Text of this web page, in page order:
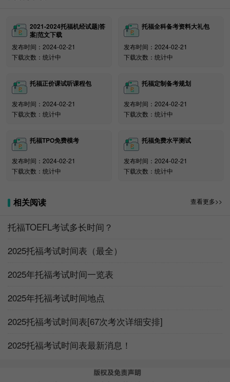
托福 TOEFL 考试时长虽有限，但只要充分了解各
部分时间和题型，科学备考，合理规划，定能取得理想
成绩，顺利开启留学梦想之旅!加油!
和解析)
托福免费讲座：听说读写，干货满满，还有惊喜奖品等
你拿
报名链接：https://l.koolearn.com/UjdruYe
2021-2024托福机经试题|答
案|范文下载
发布时间：2024-02-21
下载次数：统计中
托福全科备考资料大礼包
发布时间：2024-02-21
下载次数：统计中
托福正价课试听课程包
发布时间：2024-02-21
下载次数：统计中
托福定制备考规划
发布时间：2024-02-21
下载次数：统计中
托福TPO免费模考
发布时间：2024-02-21
下载次数：统计中
托福免费水平测试
发布时间：2024-02-21
下载次数：统计中
相关阅读 查看更多>>
托福TOEFL考试多长时间？
2025托福考试时间表（最全）
2025年托福考试时间一览表
2025年托福考试时间地点
2025托福考试时间表[67次考次详细安排]
2025托福考试时间表最新消息！